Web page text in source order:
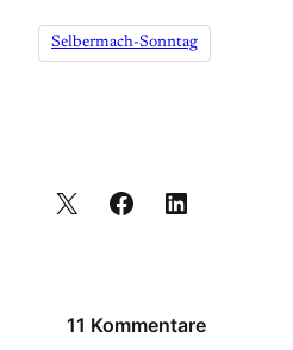
Selbermach-Sonntag
11 Kommentare